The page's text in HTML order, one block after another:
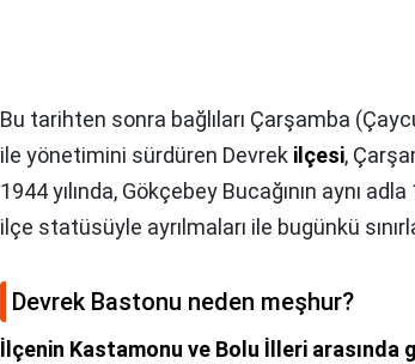
Bu tarihten sonra bağlıları Çarşamba
ile yönetimini sürdüren Devrek ilçesi,
1944 yılında, Gökçebey Bucağının aynı
ilçe statüsüyle ayrılmaları ile bugünkü
Devrek Bastonu neden meşhur?
İlçenin Kastamonu ve Bolu İlleri arasında